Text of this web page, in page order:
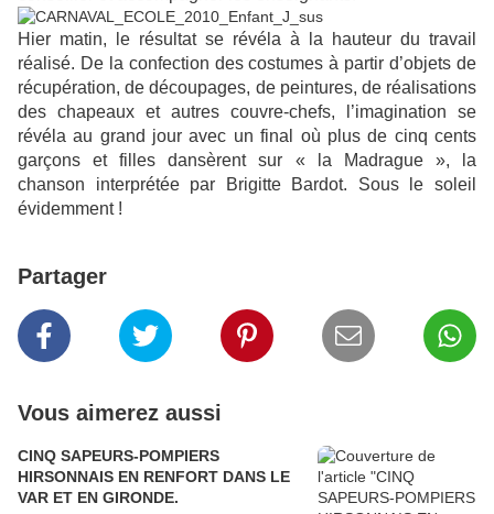
Hier matin, le résultat se révéla à la hauteur du travail
réalisé. De la confection des costumes à partir d’objets de
récupération, de découpages, de peintures, de réalisations
des chapeaux et autres couvre-chefs, l’imagination se
révéla au grand jour avec un final où plus de cinq cents
garçons et filles dansèrent sur « la Madrague », la
chanson interprétée par Brigitte Bardot. Sous le soleil
évidemment !
Partager
Vous aimerez aussi
CINQ SAPEURS-POMPIERS
HIRSONNAIS EN RENFORT DANS LE
VAR ET EN GIRONDE.